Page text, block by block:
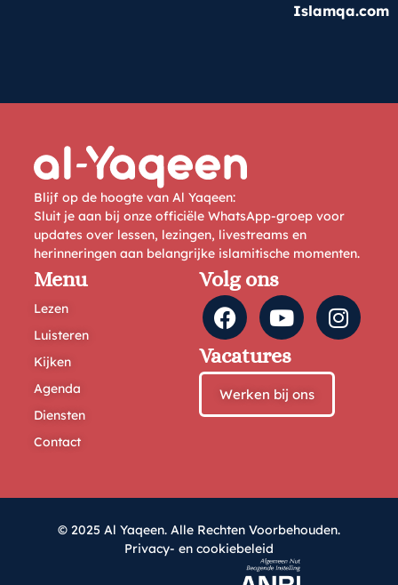
Islamqa.com
Blijf op de hoogte van Al Yaqeen:
Sluit je aan bij onze officiële WhatsApp-groep voor
updates over lessen, lezingen, livestreams en
herinneringen aan belangrijke islamitische momenten.
Menu
Lezen
Luisteren
Kijken
Agenda
Diensten
Contact
Volg ons
Vacatures
Werken bij ons
© 2025 Al Yaqeen. Alle Rechten Voorbehouden.
Privacy- en cookiebeleid